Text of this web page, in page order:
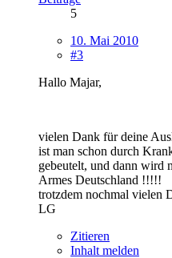
5
10. Mai 2010
#3
Hallo Majar,
vielen Dank für deine
ist man schon durch
gebeutelt, und dann wird
Armes Deutschland !!!!!
trotzdem nochmal vielen
LG
Zitieren
Inhalt melden